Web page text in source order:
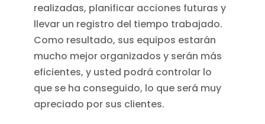
realizadas, planificar acciones futuras y
llevar un registro del tiempo trabajado.
Como resultado, sus equipos estarán
mucho mejor organizados y serán más
eficientes, y usted podrá controlar lo
que se ha conseguido, lo que será muy
apreciado por sus clientes.